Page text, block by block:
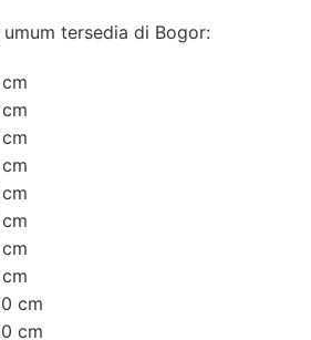
tersedia di Bogor:
cm
cm